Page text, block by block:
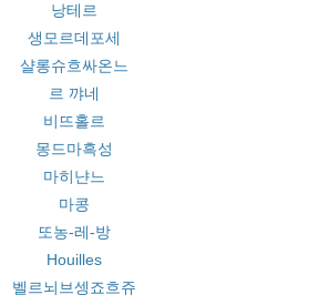
낭테르
생모르데포세
샬롱슈흐싸온느
르 꺄네
비뜨홀르
몽드마흑성
마히냔느
마콩
또농-레-방
Houilles
벨르뇌브셍죠흐쥬